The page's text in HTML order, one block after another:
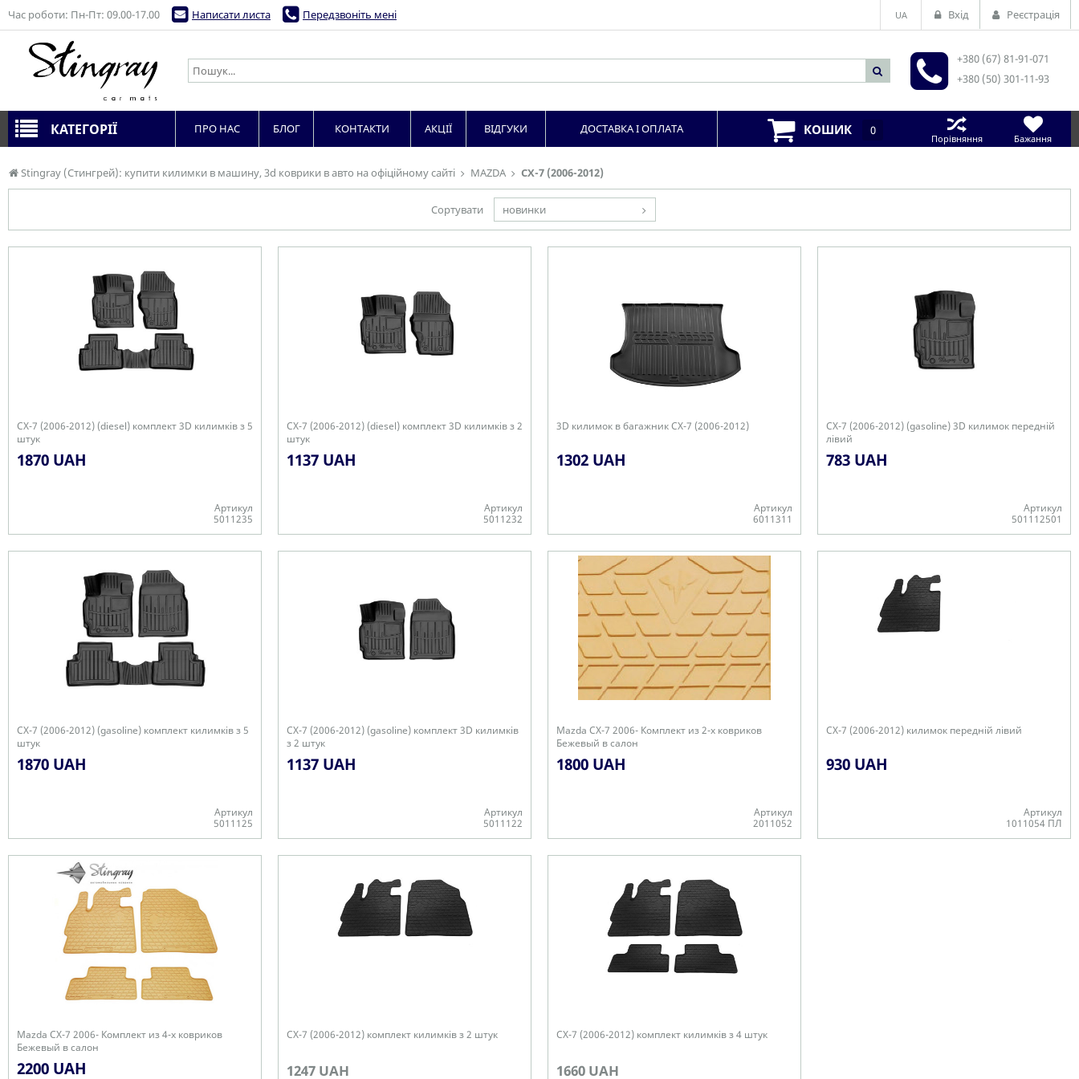
Stingray (Стингрей): купити килимки в машину, 3d коврики в авто на офіційному сайті MAZDA CX-7 (2006-2012)
Сортувати новинки
CX-7 (2006-2012) (diesel) комплект 3D килимків з 5
штук
1870 UAH
Артикул
5011235
CX-7 (2006-2012) (diesel) комплект 3D килимків з 2
штук
1137 UAH
Артикул
5011232
3D килимок в багажник CX-7 (2006-2012)
1302 UAH
Артикул
6011311
CX-7 (2006-2012) (gasoline) 3D килимок передній
лівий
783 UAH
Артикул
501112501
CX-7 (2006-2012) (gasoline) комплект килимків з 5
штук
1870 UAH
Артикул
5011125
CX-7 (2006-2012) (gasoline) комплект 3D килимків
з 2 штук
1137 UAH
Артикул
5011122
Mazda CX-7 2006- Комплект из 2-х ковриков
Бежевый в салон
1800 UAH
Артикул
2011052
CX-7 (2006-2012) килимок передній лівий
930 UAH
Артикул
1011054 ПЛ
Mazda CX-7 2006- Комплект из 4-х ковриков
Бежевый в салон
2200 UAH
CX-7 (2006-2012) комплект килимків з 2 штук
1247 UAH
CX-7 (2006-2012) комплект килимків з 4 штук
1660 UAH
Час роботи: Пн-Пт: 09.00-17.00 Написати листа Передзвоніть мені UA Вхід Реєстрація
+380 (67) 81-91-071
+380 (50) 301-11-93
КАТЕГОРІЇ ПРО НАС БЛОГ КОНТАКТИ АКЦІЇ ВІДГУКИ ДОСТАВКА І ОПЛАТА КОШИК 0
Порівняння Бажання